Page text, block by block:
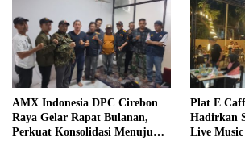
AMX Indonesia DPC Cirebon
Raya Gelar Rapat Bulanan,
Perkuat Konsolidasi Menuju
Plat E
Hadirkan
Live